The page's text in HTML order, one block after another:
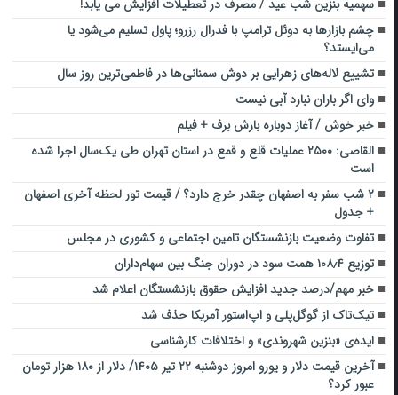
سهمیه بنزین شب عید / مصرف در تعطیلات افزایش می یابد!
چشم بازارها به دوئل ترامپ با فدرال رزرو؛ پاول تسلیم می‌شود یا
می‌ایستد؟
تشییع لاله‌های زهرایی بر دوش سمنانی‌ها در فاطمی‌ترین روز سال
وای اگر باران نبارد آبی نیست
خبر خوش / آغاز دوباره بارش برف + فیلم
القاصی: ۲۵۰۰ عملیات قلع و قمع در استان تهران طی یک‌سال اجرا شده
است
۲ شب سفر به اصفهان چقدر خرج دارد؟ / قیمت تور لحظه آخری اصفهان
+ جدول
تفاوت وضعیت بازنشستگان تامین اجتماعی و کشوری در مجلس
توزیع ۱۰۸٫۴ همت سود در دوران جنگ بین سهام‌داران
خبر مهم/درصد جدید افزایش حقوق بازنشستگان اعلام شد
تیک‌تاک از گوگل‌پلی و اپ‌استور آمریکا حذف شد
ایده‌ی «بنزین شهروندی» و اختلافات کارشناسی
آخرین قیمت دلار و یورو امروز دوشنبه ۲۲ تیر ۱۴۰۵/ دلار از ۱۸۰ هزار تومان
عبور کرد؟